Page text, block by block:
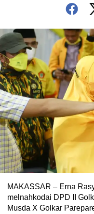
MAKASSAR – Erna
melnahkodai DPD II
Musda X Golkar